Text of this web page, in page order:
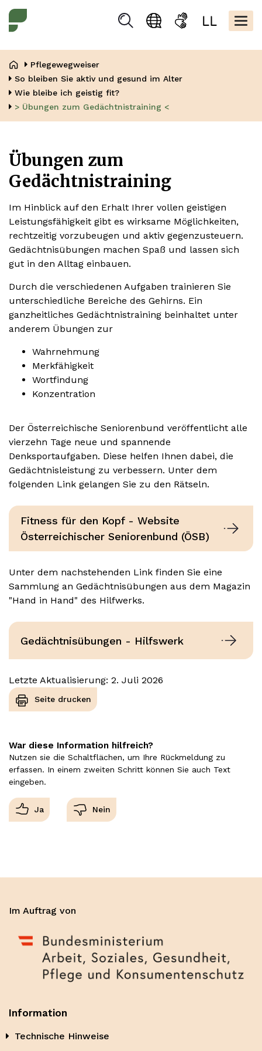
Inhalt
SuchenSprachauswahl
Gebärdensprache
Leicht
Pflegewegweiser
So bleiben Sie aktiv und gesund im Alter
Wie bleibe ich geistig fit?
> Übungen zum Gedächtnistraining <
Übungen zum
Gedächtnistraining
Im Hinblick auf den Erhalt Ihrer vollen geistigen
Leistungsfähigkeit gibt es wirksame Möglichkeiten,
rechtzeitig vorzubeugen und aktiv gegenzusteuern.
Gedächtnisübungen machen Spaß und lassen sich
gut in den Alltag einbauen.
Durch die verschiedenen Aufgaben trainieren Sie
unterschiedliche Bereiche des Gehirns. Ein
ganzheitliches Gedächtnistraining beinhaltet unter
anderem Übungen zur
Wahrnehmung
Merkfähigkeit
Wortfindung
Konzentration
Der Österreichische Seniorenbund veröffentlicht alle
vierzehn Tage neue und spannende
Denksportaufgaben. Diese helfen Ihnen dabei, die
Gedächtnisleistung zu verbessern. Unter dem
folgenden Link gelangen Sie zu den Rätseln.
Fitness für den Kopf - Website
Österreichischer Seniorenbund (ÖSB)
Unter dem nachstehenden Link finden Sie eine
Sammlung an Gedächtnisübungen aus dem Magazin
"Hand in Hand" des Hilfwerks.
Gedächtnisübungen - Hilfswerk
Letzte Aktualisierung: 2. Juli 2026
Seite drucken
War diese Information hilfreich?
Nutzen sie die Schaltflächen, um Ihre Rückmeldung zu
erfassen. In einem zweiten Schritt können Sie auch Text
eingeben.
Im Auftrag von
Information
Technische Hinweise